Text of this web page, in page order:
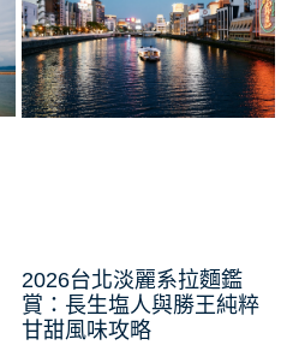
2026台北淡麗系拉麵鑑
賞：長生塩人與勝王純粹
甘甜風味攻略